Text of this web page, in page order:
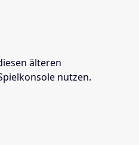
älteren
nutzen.